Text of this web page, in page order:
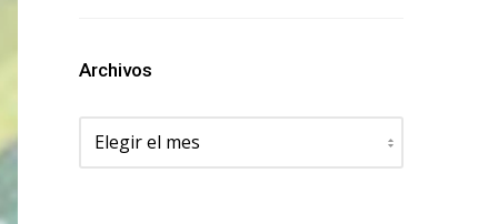
Archivos
Archivos